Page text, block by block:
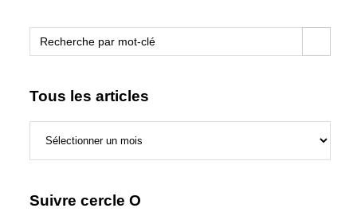
Search
for:
Search Button
Tous les articles
Suivre cercle O